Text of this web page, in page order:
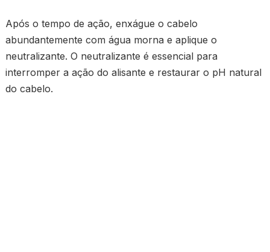
Após o tempo de ação, enxágue o cabelo
abundantemente com água morna e aplique o
neutralizante. O neutralizante é essencial para
interromper a ação do alisante e restaurar o pH natural
do cabelo.